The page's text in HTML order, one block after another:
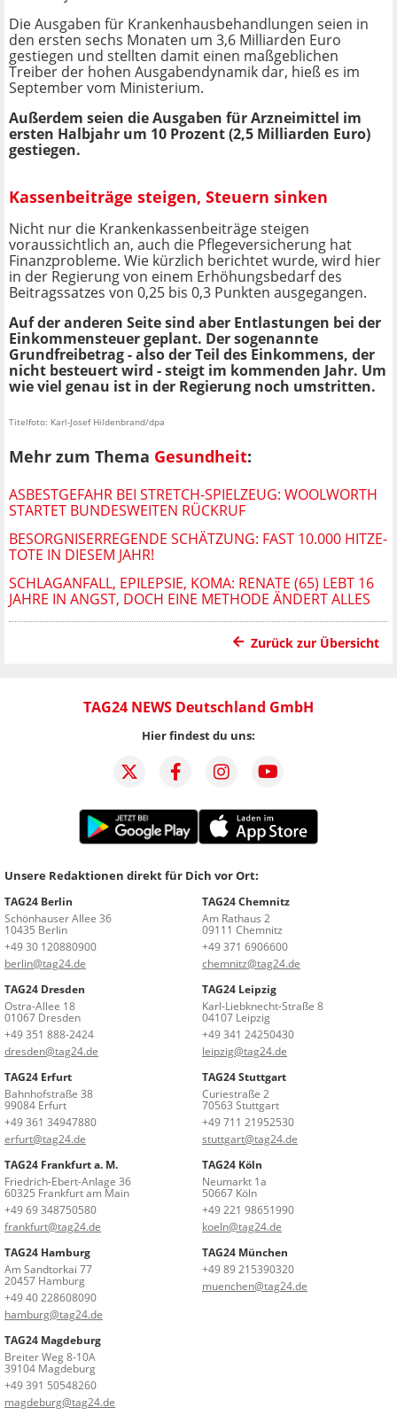
Die Ausgaben für Krankenhausbehandlungen seien in
den ersten sechs Monaten um 3,6 Milliarden Euro
gestiegen und stellten damit einen maßgeblichen
Treiber der hohen Ausgabendynamik dar, hieß es im
September vom Ministerium.
Außerdem seien die Ausgaben für Arzneimittel im
ersten Halbjahr um 10 Prozent (2,5 Milliarden Euro)
gestiegen.
Kassenbeiträge steigen, Steuern sinken
Nicht nur die Krankenkassenbeiträge steigen
voraussichtlich an, auch die Pflegeversicherung hat
Finanzprobleme. Wie kürzlich berichtet wurde, wird hier
in der Regierung von einem Erhöhungsbedarf des
Beitragssatzes von 0,25 bis 0,3 Punkten ausgegangen.
Auf der anderen Seite sind aber Entlastungen bei der
Einkommensteuer geplant. Der sogenannte
Grundfreibetrag - also der Teil des Einkommens, der
nicht besteuert wird - steigt im kommenden Jahr. Um
wie viel genau ist in der Regierung noch umstritten.
Titelfoto: Karl-Josef Hildenbrand/dpa
Mehr zum Thema Gesundheit:
ASBESTGEFAHR BEI STRETCH-SPIELZEUG: WOOLWORTH
STARTET BUNDESWEITEN RÜCKRUF
BESORGNISERREGENDE SCHÄTZUNG: FAST 10.000 HITZE-
TOTE IN DIESEM JAHR!
SCHLAGANFALL, EPILEPSIE, KOMA: RENATE (65) LEBT 16
JAHRE IN ANGST, DOCH EINE METHODE ÄNDERT ALLES
Zurück zur Übersicht
TAG24 NEWS Deutschland GmbH
Hier findest du uns:
Unsere Redaktionen direkt für Dich vor Ort:
TAG24 Berlin
Schönhauser Allee 36
10435 Berlin
+49 30 120880900
berlin@tag24.de
TAG24 Chemnitz
Am Rathaus 2
09111 Chemnitz
+49 371 6906600
chemnitz@tag24.de
TAG24 Dresden
Ostra-Allee 18
01067 Dresden
+49 351 888-2424
dresden@tag24.de
TAG24 Leipzig
Karl-Liebknecht-Straße 8
04107 Leipzig
+49 341 24250430
leipzig@tag24.de
TAG24 Erfurt
Bahnhofstraße 38
99084 Erfurt
+49 361 34947880
erfurt@tag24.de
TAG24 Stuttgart
Curiestraße 2
70563 Stuttgart
+49 711 21952530
stuttgart@tag24.de
TAG24 Frankfurt a. M.
Friedrich-Ebert-Anlage 36
60325 Frankfurt am Main
+49 69 348750580
frankfurt@tag24.de
TAG24 Köln
Neumarkt 1a
50667 Köln
+49 221 98651990
koeln@tag24.de
TAG24 Hamburg
Am Sandtorkai 77
20457 Hamburg
+49 40 228608090
hamburg@tag24.de
TAG24 München
+49 89 215390320
muenchen@tag24.de
TAG24 Magdeburg
Breiter Weg 8-10A
39104 Magdeburg
+49 391 50548260
magdeburg@tag24.de